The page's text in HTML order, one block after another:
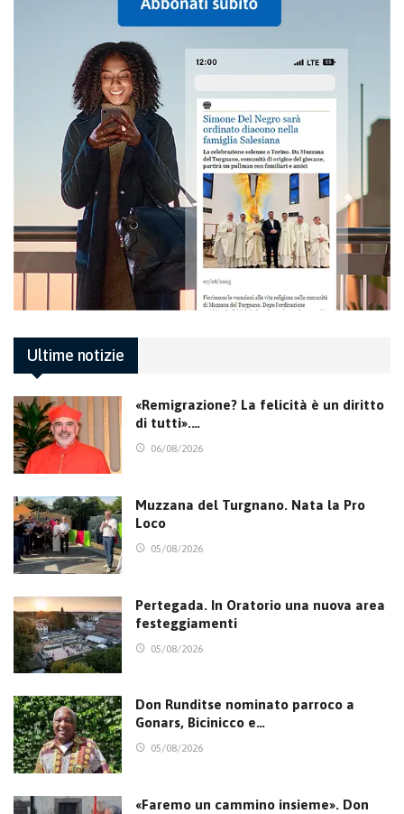
Ultime notizie
«Remigrazione? La felicità è un diritto
di tutti».…
06/08/2026
Muzzana del Turgnano. Nata la Pro
Loco
05/08/2026
Pertegada. In Oratorio una nuova area
festeggiamenti
05/08/2026
Don Runditse nominato parroco a
Gonars, Bicinicco e…
05/08/2026
«Faremo un cammino insieme». Don